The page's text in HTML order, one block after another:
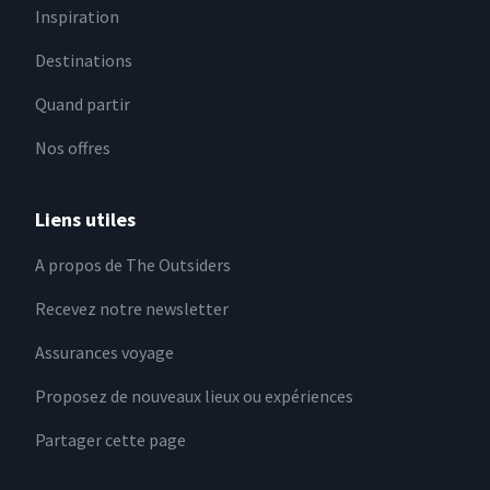
Inspiration
Destinations
Quand partir
Nos offres
Liens utiles
A propos de The Outsiders
Recevez notre newsletter
Assurances voyage
Proposez de nouveaux lieux ou expériences
Partager cette page